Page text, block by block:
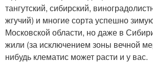
тангутский, сибирский,
жгучий) и многие сорта успешно
Московской области, но даже в
жили (за исключением зоны вечной
нибудь клематис может расти и у вас.